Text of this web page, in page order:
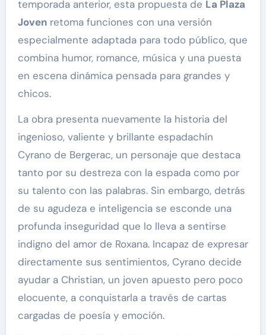
temporada anterior, esta propuesta de La Plaza
Jovenretoma funciones con una versión
especialmente adaptada para todo público, que
combina humor, romance, música y una puesta
en escena dinámica pensada para grandes y
chicos.
La obra presenta nuevamente la historia del
ingenioso, valiente y brillante espadachín
Cyrano de Bergerac, un personaje que destaca
tanto por su destreza con la espada como por
su talento con las palabras. Sin embargo, detrás
de su agudeza e inteligencia se esconde una
profunda inseguridad que lo lleva a sentirse
indigno del amor de Roxana. Incapaz de expresar
directamente sus sentimientos, Cyrano decide
ayudar a Christian, un joven apuesto pero poco
elocuente, a conquistarla a través de cartas
cargadas de poesía y emoción.